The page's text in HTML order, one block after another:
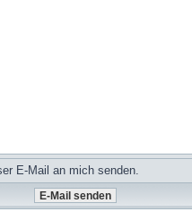
E-Mail an mich senden.